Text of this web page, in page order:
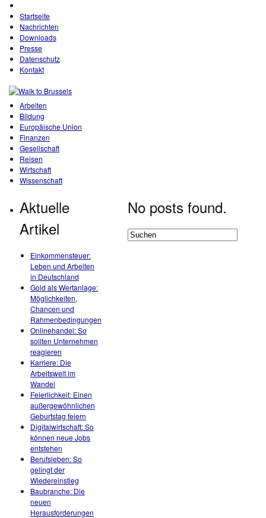
Startseite
Nachrichten
Downloads
Presse
Datenschutz
Kontakt
Arbeiten
Bildung
Europäische Union
Finanzen
Gesellschaft
Reisen
Wirtschaft
Wissenschaft
Aktuelle
Artikel
Einkommensteuer:
Leben und Arbeiten
in Deutschland
Gold als Wertanlage:
Möglichkeiten,
Chancen und
Rahmenbedingungen
Onlinehandel: So
sollten Unternehmen
reagieren
Karriere: Die
Arbeitswelt im
Wandel
Feierlichkeit: Einen
außergewöhnlichen
Geburtstag feiern
Digitalwirtschaft: So
können neue Jobs
entstehen
Berufsleben: So
gelingt der
Wiedereinstieg
Baubranche: Die
neuen
Herausforderungen
No posts found.